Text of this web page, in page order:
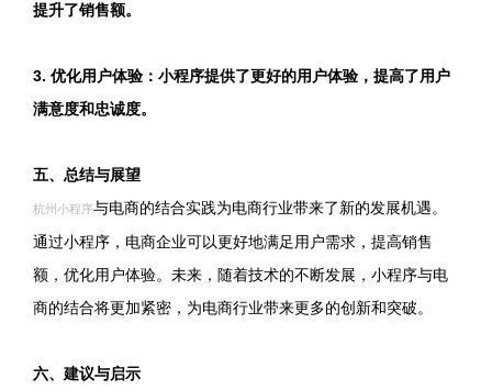
提升了销售额。
3. 优化用户体验：小程序提供了更好的用户体验，提高了用户
满意度和忠诚度。
五、总结与展望
杭州小程序与电商的结合实践为电商行业带来了新的发展机遇。
通过小程序，电商企业可以更好地满足用户需求，提高销售
额，优化用户体验。未来，随着技术的不断发展，小程序与电
商的结合将更加紧密，为电商行业带来更多的创新和突破。
六、建议与启示